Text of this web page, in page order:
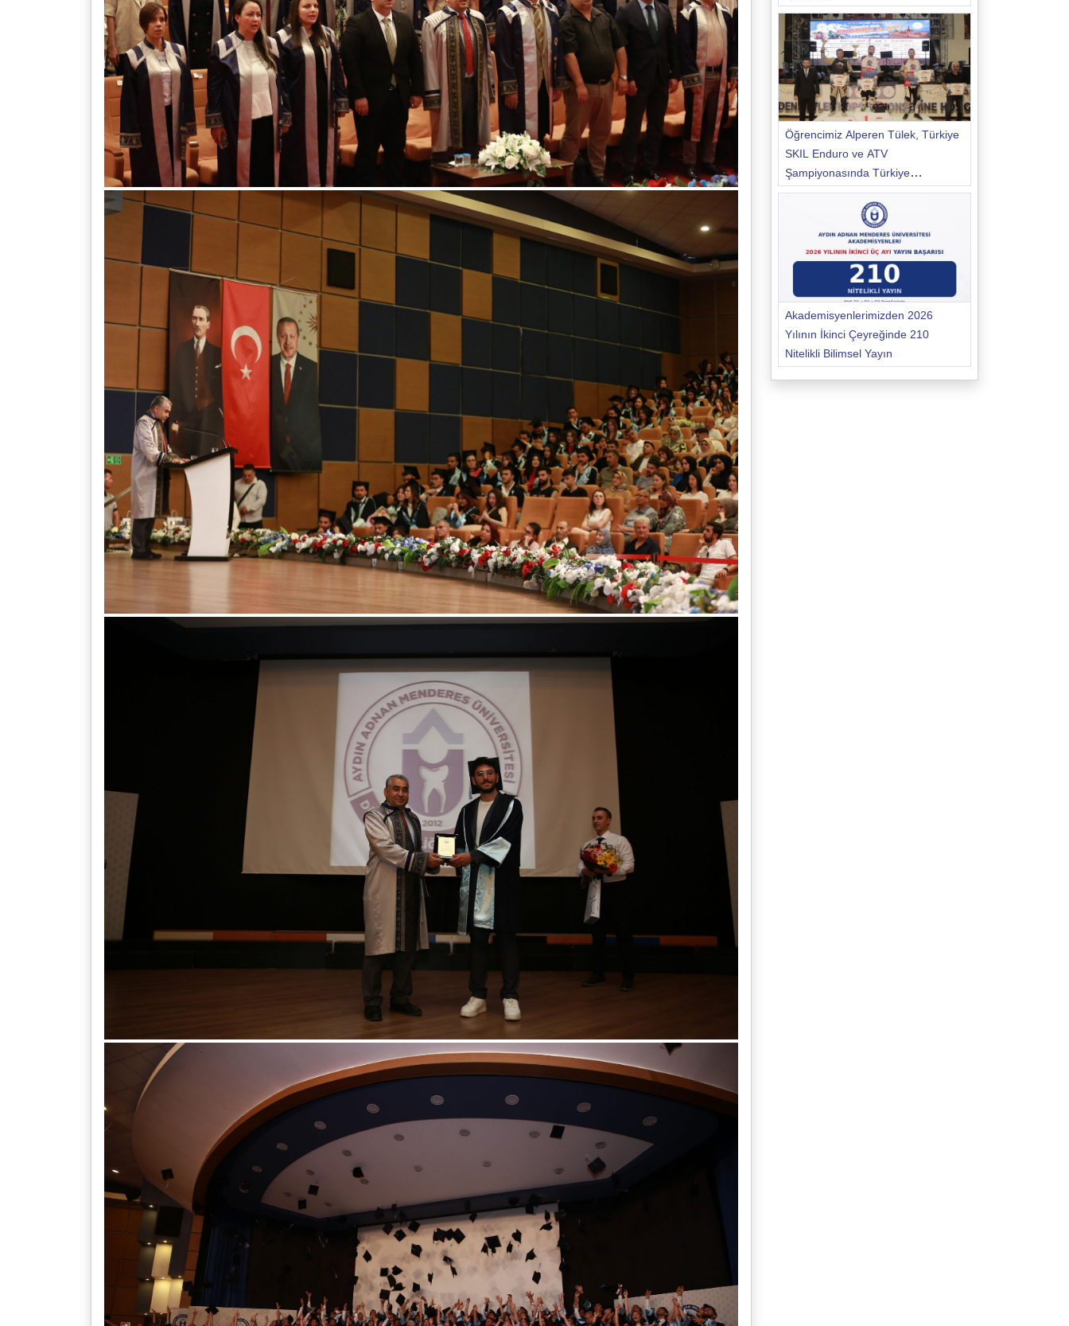
Öğrencimiz Alperen Tülek, Türkiye
SKIL Enduro ve ATV
Şampiyonasında Türkiye
Şampiyonu Oldu
Akademisyenlerimizden 2026
Yılının İkinci Çeyreğinde 210
Nitelikli Bilimsel Yayın